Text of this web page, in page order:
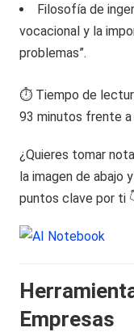
Filosofía de
vocacional y la
problemas”.
⏱️ Tiempo de
93 minutos frente a
¿Quieres tomar
la imagen de abajo
puntos clave por ti
Empresas